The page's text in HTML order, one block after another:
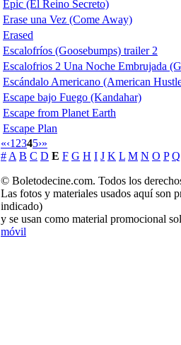
Epic (El Reino Secreto)
Erase una Vez (Come Away)
Erased
Escalofríos (Goosebumps) trailer 2
Escalofrios 2 Una Noche Embrujada
Escándalo Americano (American
Escape bajo Fuego (Kandahar)
Escape from Planet Earth
Escape Plan
«‹12345›»
#A B C D E F G H I J K L M N O P Q
© Boletodecine.com. Todos los
Las fotos y materiales usados aquí son
indicado)
y se usan como material promocional
móvil